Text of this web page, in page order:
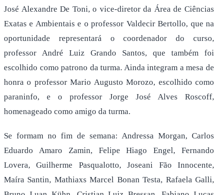
José Alexandre De Toni, o vice-diretor da Área de Ciências
Exatas e Ambientais e o professor Valdecir Bertollo, que na
oportunidade representará o coordenador do curso,
professor André Luiz Grando Santos, que também foi
escolhido como patrono da turma. Ainda integram a mesa de
honra o professor Mario Augusto Morozo, escolhido como
paraninfo, e o professor Jorge José Alves Roscoff,
homenageado como amigo da turma.
Se formam no fim de semana: Andressa Morgan, Carlos
Eduardo Amaro Zamin, Felipe Hiago Engel, Fernando
Lovera, Guilherme Pasqualotto, Joseani Fão Innocente,
Maíra Santin, Mathiaxs Marcel Bonan Testa, Rafaela Galli,